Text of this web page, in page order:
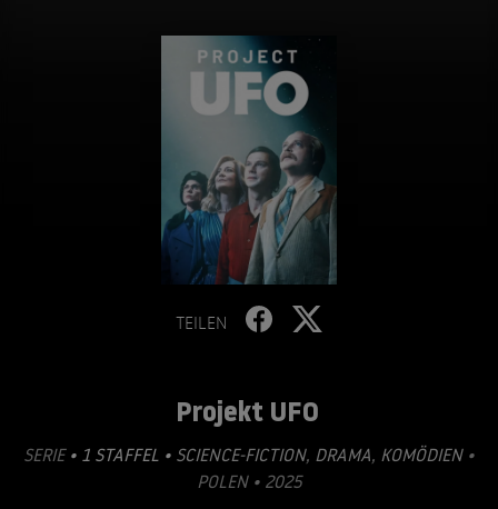
TEILEN
Projekt UFO
SERIE • 1 STAFFEL • SCIENCE-FICTION, DRAMA, KOMÖDIEN•
POLEN • 2025